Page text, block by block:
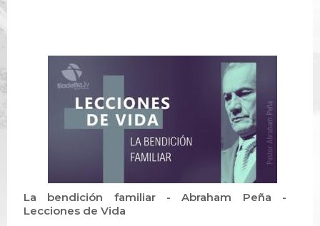
La bendición familiar - Abraham Peña -
Lecciones de Vida